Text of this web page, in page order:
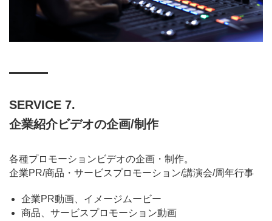
SERVICE 7.
企業紹介ビデオの企画/制作
各種プロモーションビデオの企画・制作。
企業PR/商品・サービスプロモーション/講演会/周年行事
企業PR動画、イメージムービー
商品、サービスプロモーション動画